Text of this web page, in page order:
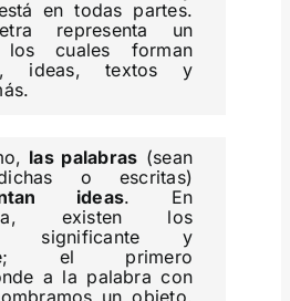
en todas partes.
representa un
los cuales forman
ideas, textos y
las palabras (sean
o escritas)
ideas. En
existen los
significante y
el primero
a la palabra con
un objeto,